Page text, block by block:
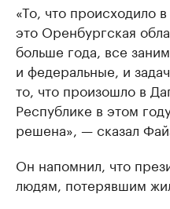
«То, что происходило
это Оренбургская
больше года, все
и федеральные, и
то, что произошло в
Республике в этом
решена», — сказал
Он напомнил, что
людям, потерявшим